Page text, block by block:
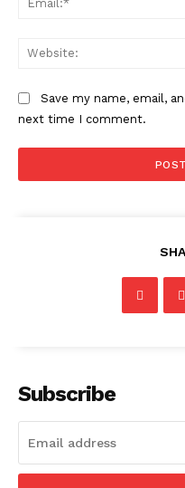
Save my name, email,
next time I comment.
Subscribe